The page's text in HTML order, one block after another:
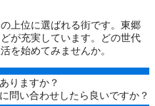
上位に選ばれる街です。東郷
が充実しています。どの世代
を始めてみませんか。
りますか？
い合わせしたら良いですか？